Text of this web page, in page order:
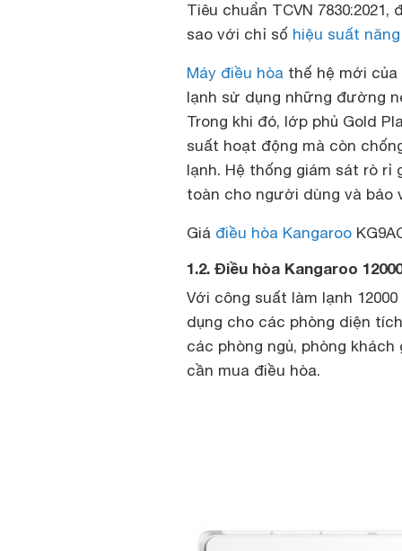
Tiêu chuẩn TCVN
sao với chỉ số hiệu suất
Máy điều hòa thế hệ mới
lạnh sử dụng những đường
Trong khi đó, lớp phủ Gold
suất hoạt động mà còn
lạnh. Hệ thống giám sát rò
toàn cho người dùng và bảo
Giá điều hòa Kangaroo
1.2. Điều hòa Kangaroo
Với công suất làm lạnh
dụng cho các phòng diện
các phòng ngủ, phòng
cần mua điều hòa.